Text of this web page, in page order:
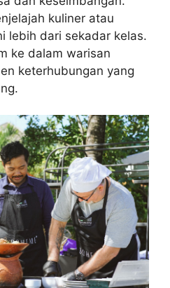
kuliner atau
lebih dari sekadar kelas.
ke dalam warisan
keterhubungan yang